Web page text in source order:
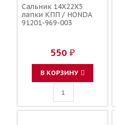
Сальник 14X22X5
лапки КПП / HONDA
91201-969-003
550 ₽
В КОРЗИНУ